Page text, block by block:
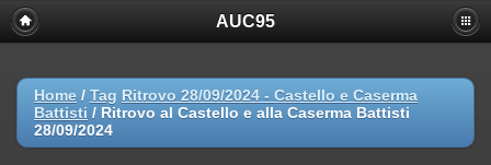
AUC95
Home / Tag Ritrovo 28/09/2024 - Castello e Caserma
Battisti / Ritrovo al Castello e alla Caserma Battisti
28/09/2024